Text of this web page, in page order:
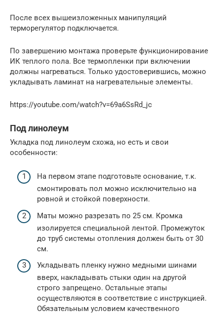
После всех вышеизложенных манипуляций
терморегулятор подключается.
По завершению монтажа проверьте функционирование
ИК теплого пола. Все термопленки при включении
должны нагреваться. Только удостоверившись, можно
укладывать ламинат на нагревательные элементы.
https://youtube.com/watch?v=69a6SsRd_jc
Под линолеум
Укладка под линолеум схожа, но есть и свои
особенности:
На первом этапе подготовьте основание, т.к.
смонтировать пол можно исключительно на
ровной и стойкой поверхности.
Маты можно разрезать по 25 см. Кромка
изолируется специальной лентой. Промежуток
до труб системы отопления должен быть от 30
см.
Укладывать пленку нужно медными шинами
вверх, накладывать стыки один на другой
строго запрещено. Остальные этапы
осуществляются в соответствие с инструкцией.
Обязательным условием качественного